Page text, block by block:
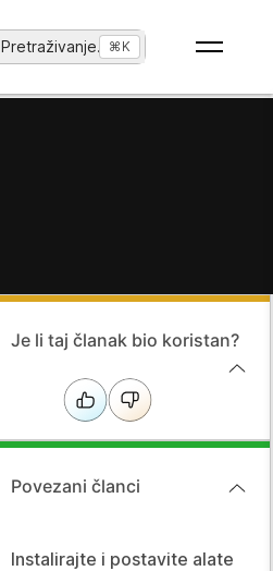
Pretraživanje... ⌘K
Je li taj članak bio koristan?
Povezani članci
Instalirajte i postavite alate